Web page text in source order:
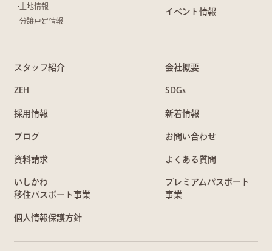
土地情報
分譲戸建情報
イベント情報
スタッフ紹介 会社概要
ZEH SDGs
採用情報 新着情報
ブログ お問い合わせ
資料請求 よくある質問
いしかわ
移住パスポート事業
プレミアムパスポート
事業
個人情報保護方針